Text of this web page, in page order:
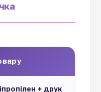
+ друк